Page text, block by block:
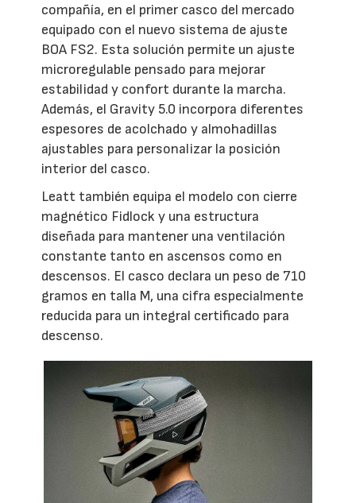
compañía, en el primer casco del mercado
equipado con el nuevo sistema de ajuste
BOA FS2. Esta solución permite un ajuste
microregulable pensado para mejorar
estabilidad y confort durante la marcha.
Además, el Gravity 5.0 incorpora diferentes
espesores de acolchado y almohadillas
ajustables para personalizar la posición
interior del casco.
Leatt también equipa el modelo con cierre
magnético Fidlock y una estructura
diseñada para mantener una ventilación
constante tanto en ascensos como en
descensos. El casco declara un peso de 710
gramos en talla M, una cifra especialmente
reducida para un integral certificado para
descenso.